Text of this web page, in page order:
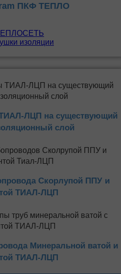
ПКФ ТЕПЛО
ЛЦП на существующий
слой
Скорлупой ППУ и
ТИАЛ-ЛЦП
Минеральной ватой и
ТИАЛ-ЛЦП